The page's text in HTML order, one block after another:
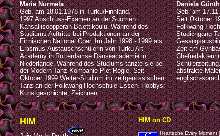
Maria Nurmela
Geb. am 18.01.1978 in Turku/Finnland.
1997 Abschluss-Examen an der Suomen
Kansallisoopperan Balettikoulu. Während des
Studiums Auftritte bei Produktionen an der
Finnischen National Oper. Im Jahr 1998 - 1999 als
Erasmus-Austauschschülerin von Turku Art
Academy in Rotterdamse Danseacademie in
Niederlande. Während des Studiums tanzte sie bei
der Modern Tanz Kompanie Piet Rogie. Seit
Oktober 1999 Weiter-Studium im zeitgenössischen
Tanz an der Folkwang-Hochschule Essen. Hobbys:
Kunstgeschichte, Zeichnen.
Daniela
Geb. am
Seit Oktober
Folkwang-
Studiengang
Zeit am
abstrakte
englisch-
HIM HIM on CD
Heartache Every Moment